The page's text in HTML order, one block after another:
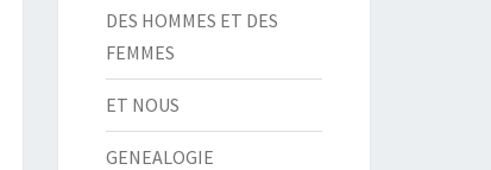
DES HOMMES ET DES
FEMMES
ET NOUS
GENEALOGIE